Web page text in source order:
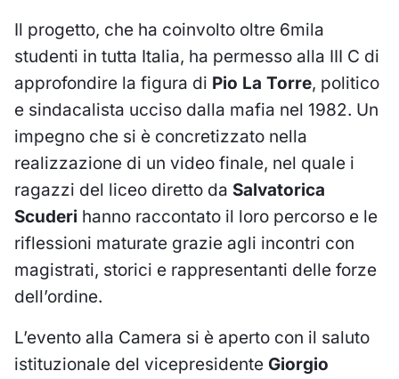
Il progetto, che ha coinvolto oltre 6mila
studenti in tutta Italia, ha permesso alla III C di
approfondire la figura di Pio La Torre, politico
e sindacalista ucciso dalla mafia nel 1982. Un
impegno che si è concretizzato nella
realizzazione di un video finale, nel quale i
ragazzi del liceo diretto da Salvatorica
Scuderi hanno raccontato il loro percorso e le
riflessioni maturate grazie agli incontri con
magistrati, storici e rappresentanti delle forze
dell’ordine.
L’evento alla Camera si è aperto con il saluto
istituzionale del vicepresidente Giorgio